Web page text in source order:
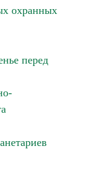
охранных
перед